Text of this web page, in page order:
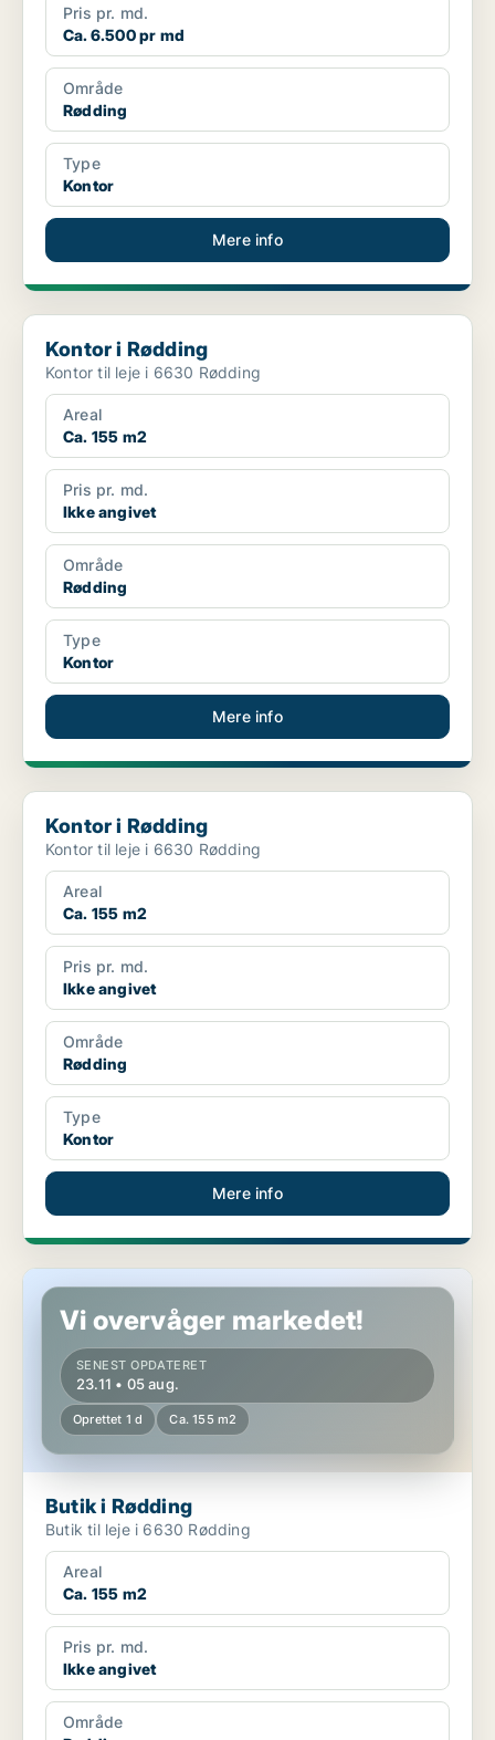
Pris pr. md.
Ca. 6.500 pr md
Område
Rødding
Type
Kontor
Mere info
Kontor i Rødding
Kontor i Rødding
Kontor til leje i 6630 Rødding
Areal
Ca. 155 m2
Pris pr. md.
Ikke angivet
Område
Rødding
Type
Kontor
Mere info
Kontor i Rødding
Kontor i Rødding
Kontor til leje i 6630 Rødding
Areal
Ca. 155 m2
Pris pr. md.
Ikke angivet
Område
Rødding
Type
Kontor
Mere info
Butik i Rødding
Vi overvåger markedet!
SENEST OPDATERET
23.11 • 05 aug.
Oprettet 1 d Ca. 155 m2
Butik i Rødding
Butik til leje i 6630 Rødding
Areal
Ca. 155 m2
Pris pr. md.
Ikke angivet
Område